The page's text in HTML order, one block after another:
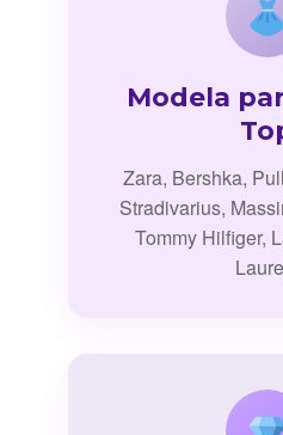
Modela
Zara, Bershka,
Stradivarius,
Tommy Hilfiger,